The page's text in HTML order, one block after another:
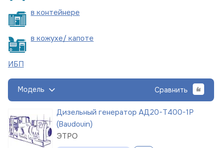
в контейнере
в кожухе/ капоте
ИБП
Модель Сравнить
Дизельный генератор АД20-Т400-1Р
(Baudouin)
ЭТРО